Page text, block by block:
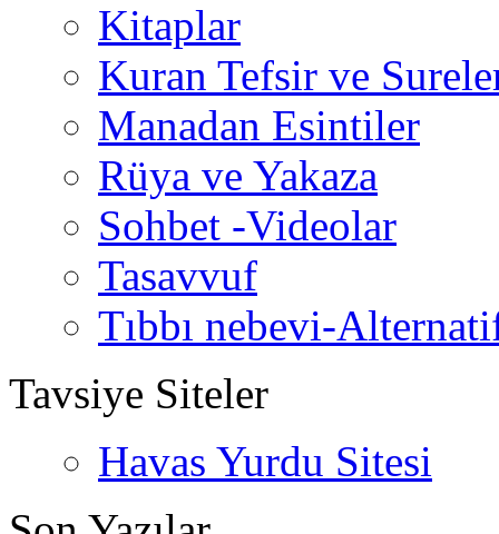
Kitaplar
Kuran Tefsir ve
Manadan Esintiler
Rüya ve Yakaza
Sohbet -Videolar
Tasavvuf
Tıbbı nebevi-
Tavsiye Siteler
Havas Yurdu Sitesi